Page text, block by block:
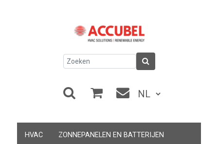
HVAC ZONNEPANELEN EN BATTERIJEN